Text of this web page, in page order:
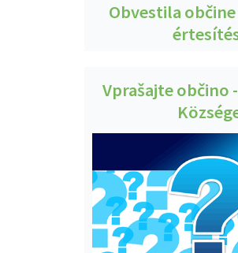
Obvestila občine
Vprašajte občino